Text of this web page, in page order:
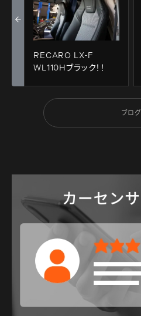
RECARO LX-F
WL110Hブラック！！
ブログ